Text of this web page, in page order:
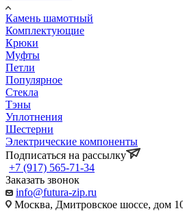
Камень шамотный
Комплектующие
Крюки
Муфты
Петли
Популярное
Стекла
Тэны
Уплотнения
Шестерни
Электрические компоненты
Подписаться на рассылку
+7 (917) 565-71-34
Заказать звонок
info@futura-zip.ru
Москва, Дмитровское шоссе, дом